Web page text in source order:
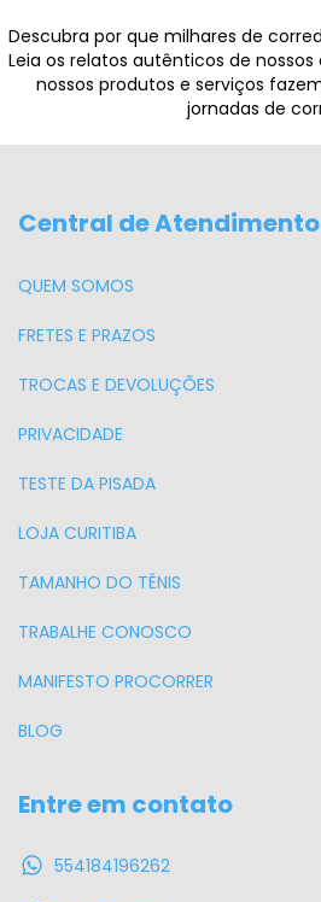
Descubra por que milhares de
Leia os relatos autênticos de
nossos produtos e serviços
jornadas de
Central de Atendimento
QUEM SOMOS
FRETES E PRAZOS
TROCAS E DEVOLUÇÕES
PRIVACIDADE
TESTE DA PISADA
LOJA CURITIBA
TAMANHO DO TÊNIS
TRABALHE CONOSCO
MANIFESTO PROCORRER
BLOG
Entre em contato
554184196262